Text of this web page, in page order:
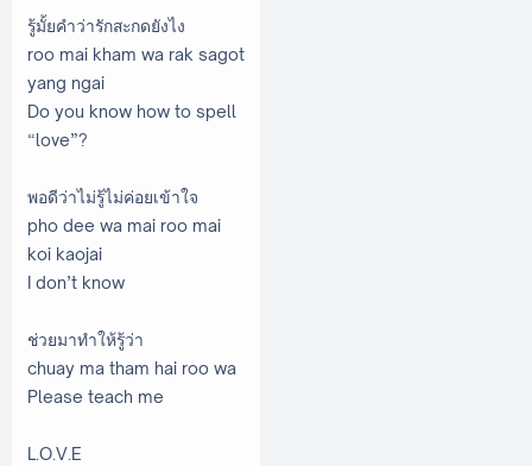
รู้มั้ยคำว่ารักสะกดยังไง
roo mai kham wa rak sagot
yang ngai
Do you know how to spell
“love”?
พอดีว่าไม่รู้ไม่ค่อยเข้าใจ
pho dee wa mai roo mai
koi kaojai
I don’t know
ช่วยมาทำให้รู้ว่า
chuay ma tham hai roo wa
Please teach me
L.O.V.E